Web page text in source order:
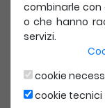
approccio
del volto.
Al suo interno
dettagliata dei
iniezione di
combinarle con
o che hanno
servizi.
cookie
cookie tecnici